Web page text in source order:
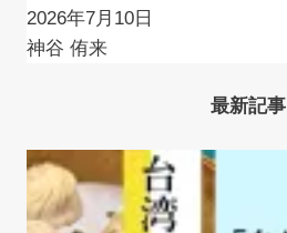
2026年7月10日
神谷 侑来
最新記事